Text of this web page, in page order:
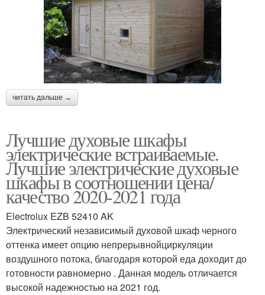
читать дальше →
Лучшие духовые шкафы
электрические встраиваемые.
Лучшие электрические духовые
шкафы в соотношении цена/
качество 2020-2021 года
Electrolux EZB 52410 AK
Электрический независимый духовой шкаф черного
оттенка имеет опцию непрерывнойциркуляции
воздушного потока, благодаря которой еда доходит до
готовности равномерно . Данная модель отличается
высокой надежностью на 2021 год.